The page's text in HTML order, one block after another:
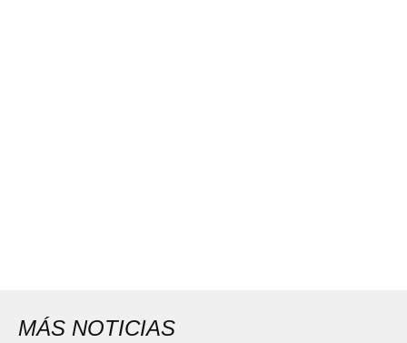
MÁS NOTICIAS